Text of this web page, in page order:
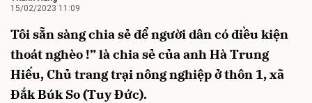
15/02/2023 11:09
Tôi sẵn sàng chia sẻ để người dân có điều kiện
thoát nghèo !” là chia sẻ của anh Hà Trung
Hiếu, Chủ trang trại nông nghiệp ở thôn 1, xã
Đắk Búk So (Tuy Đức).